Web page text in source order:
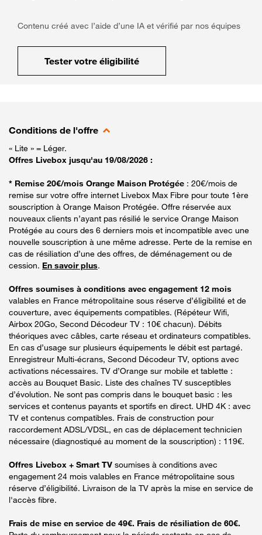
Contenu créé avec l’aide d’une IA et vérifié par nos équipes
Tester votre éligibilité
Conditions de l'offre
« Lite » = Léger.
Offres Livebox jusqu'au 19/08/2026 :
* Remise 20€/mois Orange Maison Protégée : 20€/mois de
remise sur votre offre internet Livebox Max Fibre pour toute 1ère
souscription à Orange Maison Protégée. Offre réservée aux
nouveaux clients n’ayant pas résilié le service Orange Maison
Protégée au cours des 6 derniers mois et incompatible avec une
nouvelle souscription à une même adresse. Perte de la remise en
cas de résiliation d’une des offres, de déménagement ou de
cession. En savoir plus.
Offres soumises à conditions avec engagement 12 mois
valables en France métropolitaine sous réserve d’éligibilité et de
couverture, avec équipements compatibles. (Répéteur Wifi,
Airbox 20Go, Second Décodeur TV : 10€ chacun). Débits
théoriques avec câbles, carte réseau et ordinateurs compatibles.
En cas d’usage sur plusieurs équipements le débit est partagé.
Enregistreur Multi-écrans, Second Décodeur TV, options avec
activations nécessaires. TV d’Orange sur mobile et tablette :
accès au Bouquet Basic. Liste des chaînes TV susceptibles
d’évolution. Ne sont pas compris dans le bouquet basic : les
services et contenus payants et sportifs en direct. UHD 4K : avec
TV et contenus compatibles. Frais de construction pour
raccordement ADSL/VDSL, en cas de déplacement technicien
nécessaire (diagnostiqué au moment de la souscription) : 119€.
Offres Livebox + Smart TV soumises à conditions avec
engagement 24 mois valables en France métropolitaine sous
réserve d’éligibilité. Livraison de la TV après la mise en service de
l'accès fibre.
Frais de mise en service de 49€. Frais de résiliation de 60€.